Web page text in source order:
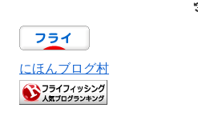
にほんブログ村